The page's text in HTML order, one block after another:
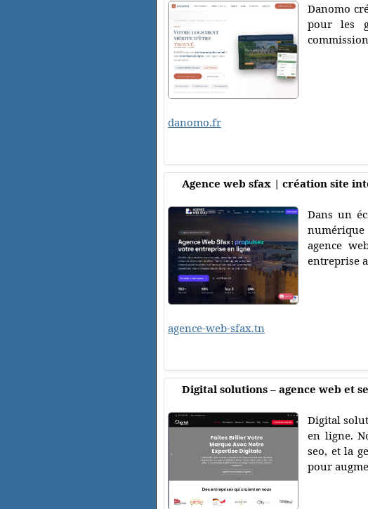
Danomo
pour les
danomo.fr
Agence web sfax | création site
Dans un
agence
entreprise
agence-web-sfax.tn
Digital solutions – agence web et
Digital
en ligne.
seo, et la
pour